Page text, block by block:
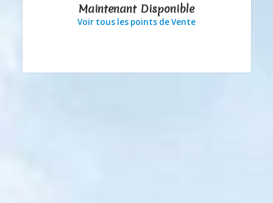
Maintenant Disponible
Voir tous les points de Vente